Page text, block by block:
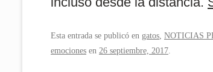
Esta entrada se publicó en gatos NOTICIAS
emociones en 26 septiembre, 2017